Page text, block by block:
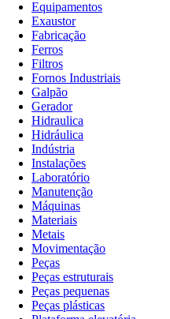
Equipamentos
Exaustor
Fabricação
Ferros
Filtros
Fornos Industriais
Galpão
Gerador
Hidraulica
Hidráulica
Indústria
Instalações
Laboratório
Manutenção
Máquinas
Materiais
Metais
Movimentação
Peças
Peças estruturais
Peças pequenas
Peças plásticas